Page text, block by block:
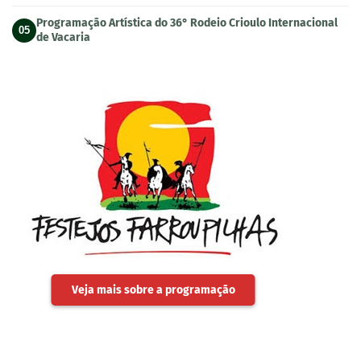
05
Programação Artística do 36° Rodeio Crioulo Internacional
de Vacaria
Veja mais sobre a programação